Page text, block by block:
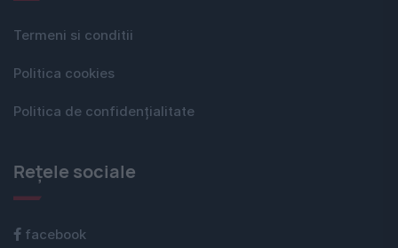
Termeni si conditii
Politica cookies
Politica de confidențialitate
Rețele sociale
facebook